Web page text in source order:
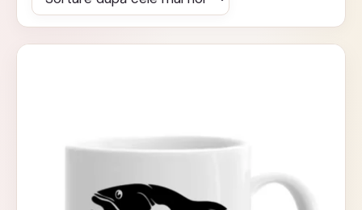
cele
mai
recente